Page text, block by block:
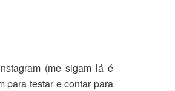
(me sigam lá é
para testar e contar para